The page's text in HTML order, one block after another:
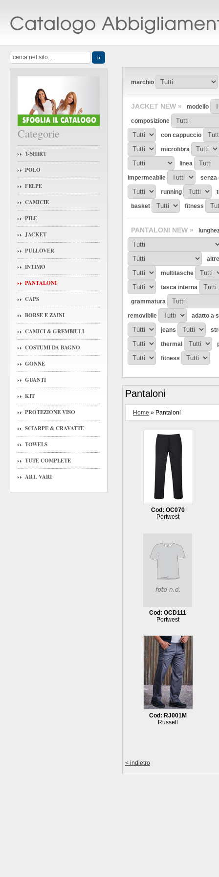
Categorie
T-SHIRT
POLO
FELPE
CAMICIE
PILE
JACKET
PULLOVER
INTIMO
PANTALONI
CAPS
BORSE E ZAINI
CAMICI & GREMBIULI
COSTUMI DA BAGNO
GONNE
GUANTI
KIT
PROTEZIONE VISO
SCIARPE & CRAVATTE
TOWELS
TUTE COMPLETE
ART. VARI
marchio
JACKET NEW » modello
composizione
con cappuccio
microfibra
linea
impermeabile senza
running
basket fitness
PANTALONI NEW »
multitasche
tasca interna
grammatura
removibile adatto a
jeans
thermal
fitness
Pantaloni
Home » Pantaloni
Cod: OC070
Portwest
Cod: OCD111
Portwest
Cod: RJ001M
Russell
< indietro